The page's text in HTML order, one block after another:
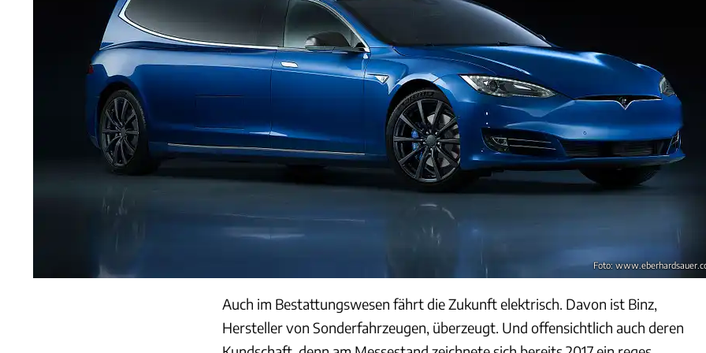
Foto:
Auch im Bestattungswesen fährt die Zukunft elektrisch. Davon ist Binz,
Hersteller von Sonderfahrzeugen, überzeugt. Und offensichtlich auch deren